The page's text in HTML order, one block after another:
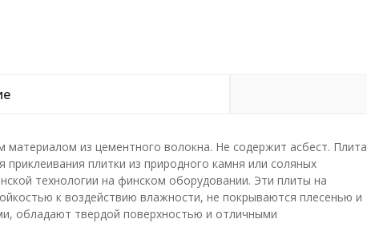
из цементного волокна. Не содержит асбест. Плита
плитки из природного камня или соляных
технологии на финском оборудовании. Эти плиты на
к воздействию влажности, не покрываются плесенью и
обладают твердой поверхностью и отличными